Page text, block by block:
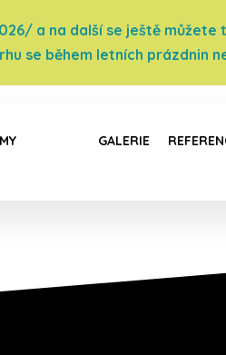
a na další se ještě
se během letních prázdnin
GALERIE